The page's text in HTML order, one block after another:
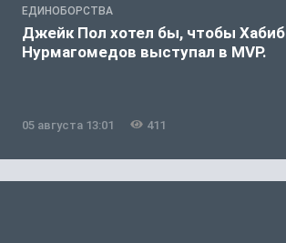
ЕДИНОБОРСТВА
Джейк Пол хотел бы, чтобы Хабиб
Нурмагомедов выступал в MVP.
05 августа 13:01 411